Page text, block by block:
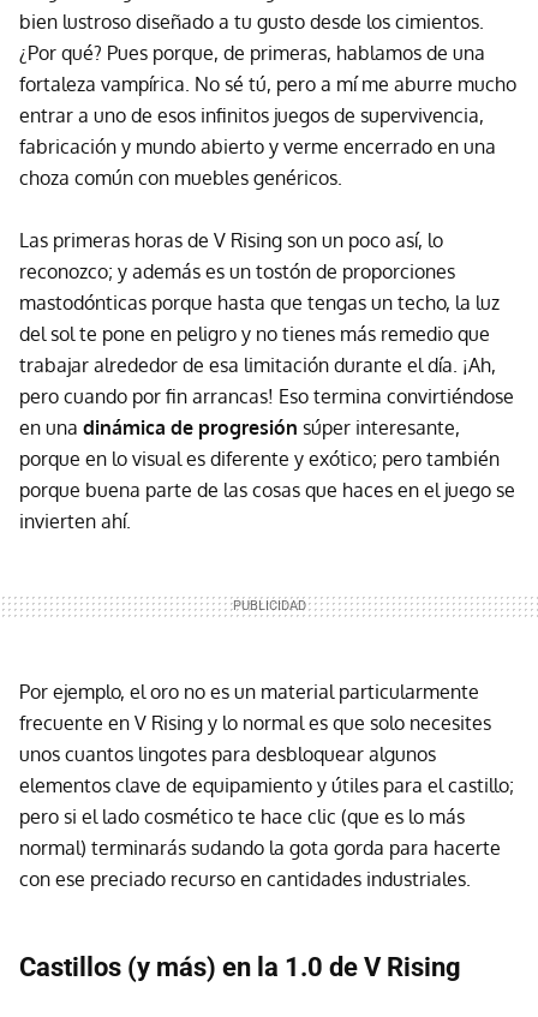
bien lustroso diseñado a tu gusto desde los cimientos.
¿Por qué? Pues porque, de primeras, hablamos de una
fortaleza vampírica. No sé tú, pero a mí me aburre mucho
entrar a uno de esos infinitos juegos de supervivencia,
fabricación y mundo abierto y verme encerrado en una
choza común con muebles genéricos.
Las primeras horas de V Rising son un poco así, lo
reconozco; y además es un tostón de proporciones
mastodónticas porque hasta que tengas un techo, la luz
del sol te pone en peligro y no tienes más remedio que
trabajar alrededor de esa limitación durante el día. ¡Ah,
pero cuando por fin arrancas! Eso termina convirtiéndose
en una dinámica de progresión súper interesante,
porque en lo visual es diferente y exótico; pero también
porque buena parte de las cosas que haces en el juego se
invierten ahí.
Por ejemplo, el oro no es un material particularmente
frecuente en V Rising y lo normal es que solo necesites
unos cuantos lingotes para desbloquear algunos
elementos clave de equipamiento y útiles para el castillo;
pero si el lado cosmético te hace clic (que es lo más
normal) terminarás sudando la gota gorda para hacerte
con ese preciado recurso en cantidades industriales.
Castillos (y más) en la 1.0 de V Rising